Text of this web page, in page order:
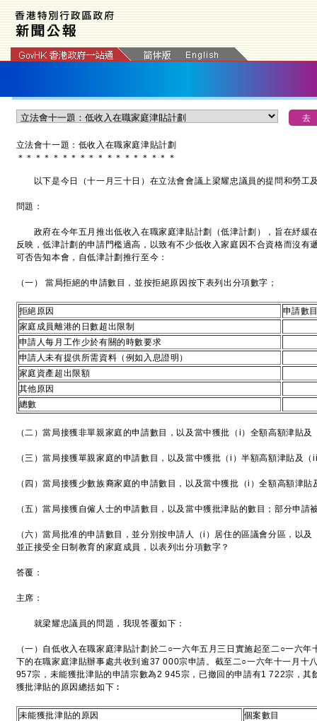
立法會十一題：低收入在職家庭津貼計劃
＊ ＊ ＊ ＊ ＊ ＊ ＊ ＊ ＊ ＊ ＊ ＊ ＊ ＊ ＊ ＊ ＊ ＊
以下是今日（十一月三十日）在立法會會議上梁耀忠議員的提問和勞工
問題：
政府在今年五月推出低收入在職家庭津貼計劃（低津計劃），旨在紓緩
反映，低津計劃的申請門檻過高，以致有不少低收入家庭因不合資格而沒有
可否告知本會，自低津計劃推行至今：
（一） 當局拒絕的申請數目，並按拒絕原因按下表列出分項數字；
拒絕原因
申請數
家庭成員離港的日數超出限制
申請人每月工作少於有關的時數要求
申請人未有提供所需資料（例如入息證明）
家庭資產超出限額
其他原因
總數
（二）當局接獲非單親家庭的申請數目，以及當中獲批（i）全額高額津貼
（三）當局接獲單親家庭的申請數目，以及當中獲批（i）半額高額津貼及
（四）當局接獲少數族裔家庭的申請數目，以及當中獲批（i）全額高額津
（五）當局接獲自僱人士的申請數目，以及當中獲批津貼的數目；部分申請
（六）當局批准的申請數目，並分別按申請人（i）居住的區議會分區，以
並正接受全日制教育的家庭成員，以表列出分項數字？
答覆：
主席：
就梁耀忠議員的問題，我現答覆如下：
（一）自低收入在職家庭津貼計劃於二○一六年五月三日實施起至二○一六
下的在職家庭津貼辦事處共收到逾37 000宗申請。截至二○一六年十一月十
957宗，未能獲批津貼的申請宗數為2 945宗，已撤回的申請有1 722宗，其
獲批津貼的原因總括如下︰
未能獲批津貼的原因
個案數目